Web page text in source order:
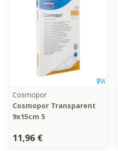
Cosmopor
Cosmopor Transparent
9x15cm 5
11,96 €